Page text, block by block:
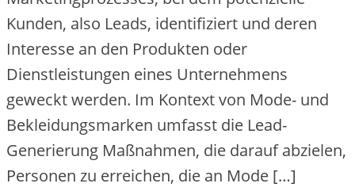
Kunden, also Leads, identifiziert und deren
Interesse an den Produkten oder
Dienstleistungen eines Unternehmens
geweckt werden. Im Kontext von Mode- und
Bekleidungsmarken umfasst die Lead-
Generierung Maßnahmen, die darauf abzielen,
Personen zu erreichen, die an Mode […]